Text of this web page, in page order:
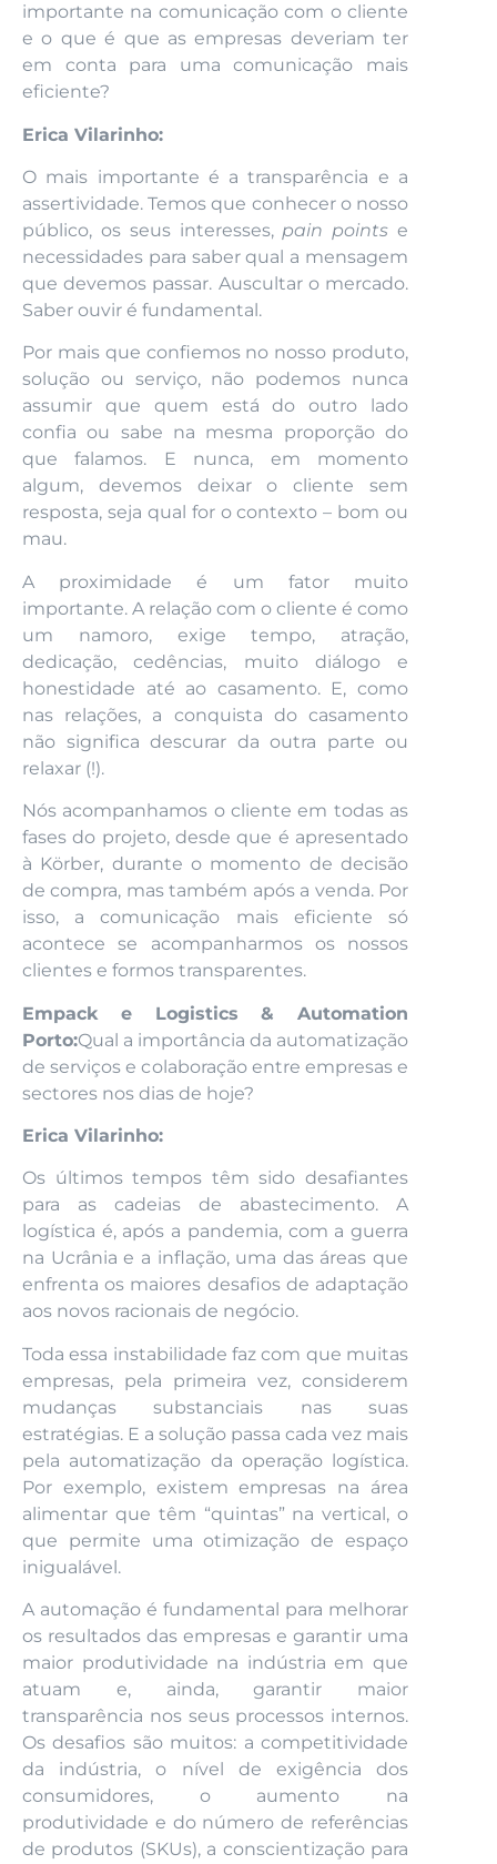
importante na comunicação com o cliente
e o que é que as empresas deveriam ter
em conta para uma comunicação mais
eficiente?
Erica Vilarinho:
O mais importante é a transparência e a
assertividade. Temos que conhecer o nosso
público, os seus interesses, pain points e
necessidades para saber qual a mensagem
que devemos passar. Auscultar o mercado.
Saber ouvir é fundamental.
Por mais que confiemos no nosso produto,
solução ou serviço, não podemos nunca
assumir que quem está do outro lado
confia ou sabe na mesma proporção do
que falamos. E nunca, em momento
algum, devemos deixar o cliente sem
resposta, seja qual for o contexto – bom ou
mau.
A proximidade é um fator muito
importante. A relação com o cliente é como
um namoro, exige tempo, atração,
dedicação, cedências, muito diálogo e
honestidade até ao casamento. E, como
nas relações, a conquista do casamento
não significa descurar da outra parte ou
relaxar (!).
Nós acompanhamos o cliente em todas as
fases do projeto, desde que é apresentado
à Körber, durante o momento de decisão
de compra, mas também após a venda. Por
isso, a comunicação mais eficiente só
acontece se acompanharmos os nossos
clientes e formos transparentes.
Empack e Logistics & Automation
Porto:Qual a importância da automatização
de serviços e colaboração entre empresas e
sectores nos dias de hoje?
Erica Vilarinho:
Os últimos tempos têm sido desafiantes
para as cadeias de abastecimento. A
logística é, após a pandemia, com a guerra
na Ucrânia e a inflação, uma das áreas que
enfrenta os maiores desafios de adaptação
aos novos racionais de negócio.
Toda essa instabilidade faz com que muitas
empresas, pela primeira vez, considerem
mudanças substanciais nas suas
estratégias. E a solução passa cada vez mais
pela automatização da operação logística.
Por exemplo, existem empresas na área
alimentar que têm “quintas” na vertical, o
que permite uma otimização de espaço
inigualável.
A automação é fundamental para melhorar
os resultados das empresas e garantir uma
maior produtividade na indústria em que
atuam e, ainda, garantir maior
transparência nos seus processos internos.
Os desafios são muitos: a competitividade
da indústria, o nível de exigência dos
consumidores, o aumento na
produtividade e do número de referências
de produtos (SKUs), a conscientização para